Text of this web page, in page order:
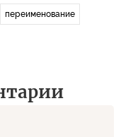
переименование